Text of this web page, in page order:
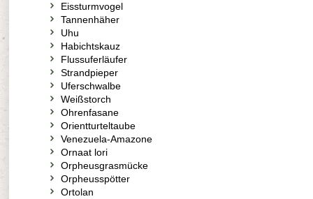
Eissturmvogel
Tannenhäher
Uhu
Habichtskauz
Flussuferläufer
Strandpieper
Uferschwalbe
Weißstorch
Ohrenfasane
Orientturteltaube
Venezuela-Amazone
Ornaat lori
Orpheusgrasmücke
Orpheusspötter
Ortolan